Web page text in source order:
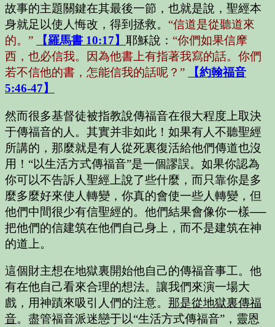
故事的主題關鍵在其最後一節，也就是說，聖經本
身就足以使人悔改，得到拯救。 “信道是從聽道來
的。”
【羅馬書 10:17】 耶穌說： “你們如果信摩
西，也必信我。因為他書上有指著我寫的話。你們
若不信他的書，怎能信我的話呢？”
【約翰福音
5:46-47】
然而很多基督徒被指教說傳福音在很大程度上取決
于傳福音的人。其實并非如此！如果有人不聽聖經
所講的，那麼就是有人從死裏復活給他們傳道也沒
用！“以生活方式傳福音”是一個謬誤。如果你認為
你可以不告訴人聖經上說了些什麼，而只靠你是多
麼多麼好來使人轉變，你真的會使一些人轉變，但
他們中間很少有信聖經的。他們結果會像你一樣──
把他們的信建筑在他們自己身上，而不是建筑在神
的道上。
這個財主想在地獄裏開始他自己的傳福音事工。他
有在他自己看來合理的想法。讓我們來演一場大
戲，用神蹟來吸引人們的注意。 那是從地獄裏傳福
音。盡管福音派迷戀于以“生活方式傳福音”，靈恩